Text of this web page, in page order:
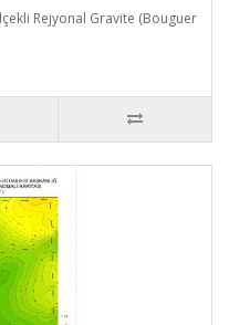
Rejyonal Gravite (Bouguer